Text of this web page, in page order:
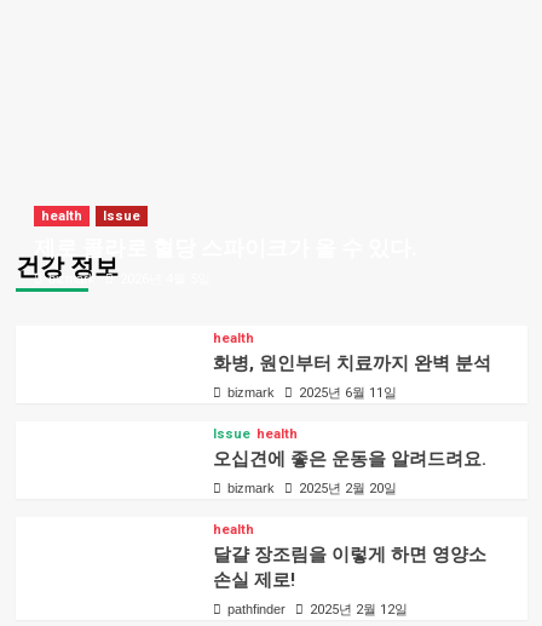
건강 정보
health Issue
bizmark
health
화병, 원인부터 치료까지 완벽 분석
bizmark 2025년 6월 11일
Issue health
오십견에 좋은 운동을 알려드려요.
bizmark 2025년 2월 20일
health
달걀 장조림을 이렇게 하면 영양소
손실 제로!
pathfinder 2025년 2월 12일